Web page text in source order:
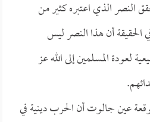
النصر الذي اعتبره كثير من
الحقيقة أن هذا النصر ليس
لعودة المسلمين إلى الله عز
عين جالوت أن الحرب دينية في